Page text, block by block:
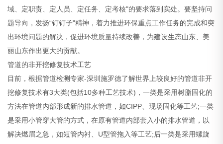
域、定职责、定人员、定任务、定考核"的要求落到实处。要坚持问
题导向，发扬“钉钉子"精神，着力推进环保重点工作任务的完成和突
出环境问题的解决，促进环境质量持续改善，为建设生态山东、美
丽山东作出更大的贡献。
管道的非开挖修复技术工艺
目前，根据管道检测专家-深圳施罗德了解世界上较良好的管道非开
挖修复技术有3大类(包括10多种工艺技术)，一类是采用树脂固化的
方法在管道内部形成新的排水管道，如CIPP、现场固化等工艺;一类
是采用小管穿大管的方式，在原有管道内部套入小的排水管道，以
解决燃眉之急，如短管内衬、U型管拖入等工艺;后一类是采用螺旋